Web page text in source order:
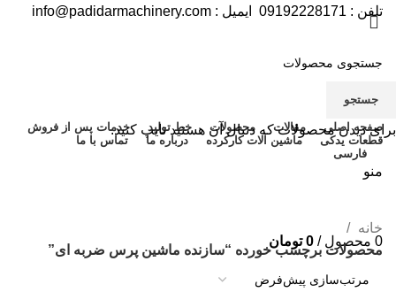
تلفن : 09192228171 ایمیل : info@padidarmachinery.com
صفحه اصلی مقالات محصولات خط تولید
خدمات پس از فروش
قطعات یدکی
ماشین آلات کارکرده درباره ما
تماس با ما
فارسی
منو
0 محصول /
0 تومان
خانه
محصولات برچسب خورده “سازنده ماشین پرس ضربه ای”
جستجو
برای دیدن محصولات که دنبال آن هستید تایپ کنید.